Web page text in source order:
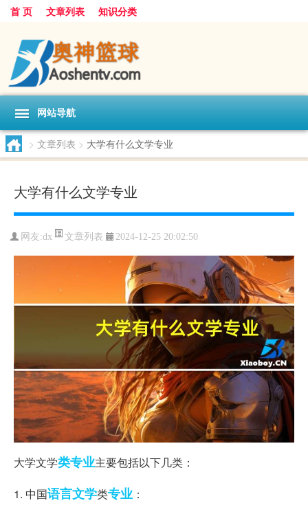
首 页 文章列表 知识分类
网站导航
> 文章列表 > 大学有什么文学专业
大学有什么文学专业
网友:dx 文章列表 2024-12-25 20:02:50
大学文学类专业主要包括以下几类：
1. 中国语言文学类专业 ：